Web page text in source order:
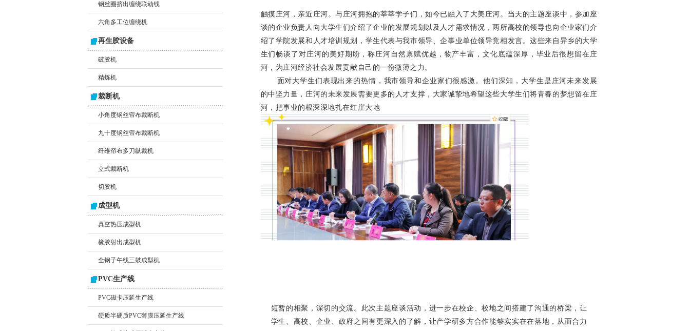
钢丝圈挤出缠绕联动线
六角多工位缠绕机
再生胶设备
破胶机
精炼机
裁断机
小角度钢丝帘布裁断机
九十度钢丝帘布裁断机
纤维帘布多刀纵裁机
立式裁断机
切胶机
成型机
真空热压成型机
橡胶射出成型机
全钢子午线三鼓成型机
PVC生产线
PVC磁卡压延生产线
硬质半硬质PVC薄膜压延生产线
触摸庄河，亲近庄河。与庄河拥抱的莘莘学子们，如今已融入了大美庄河。当天的主题座谈中，参加座
谈的企业负责人向大学生们介绍了企业的发展规划以及人才需求情况，两所高校的领导也向企业家们介
绍了学院发展和人才培训规划，学生代表与我市领导、企事业单位领导竞相发言。这些来自异乡的大学
生们畅谈了对庄河的美好期盼，称庄河自然禀赋优越，物产丰富，文化底蕴深厚，毕业后很想留在庄
河，为庄河经济社会发展贡献自己的一份微薄之力。
面对大学生们表现出来的热情，我市领导和企业家们很感激。他们深知，大学生是庄河未来发展
的中坚力量，庄河的未来发展需要更多的人才支撑，大家诚挚地希望这些大学生们将青春的梦想留在庄
河，把事业的根深深地扎在红崖大地
短暂的相聚，深切的交流。此次主题座谈活动，进一步在校企、校地之间搭建了沟通的桥梁，让
学生、高校、企业、政府之间有更深入的了解，让产学研多方合作能够实实在在落地，从而合力